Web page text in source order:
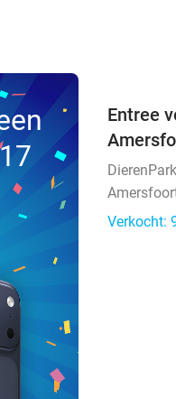
Entree
Verkocht: